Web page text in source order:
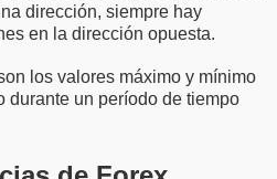
dirección, siempre hay
en la dirección opuesta.
los valores máximo y mínimo
durante un período de tiempo